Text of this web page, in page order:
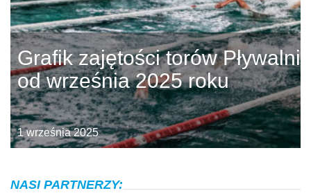
Grafik zajętości torów Pływalni
od września 2025 roku
1 września 2025
NASI PARTNERZY: